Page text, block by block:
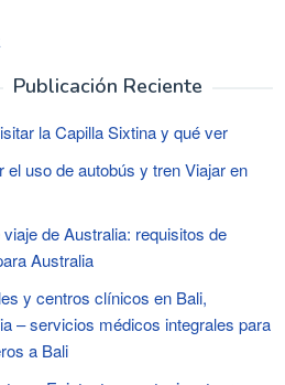
Publicación Reciente
la Capilla Sixtina y qué ver
el uso de autobús y tren Viajar en
de Australia: requisitos de
Australia
y centros clínicos en Bali,
– servicios médicos integrales para
a Bali